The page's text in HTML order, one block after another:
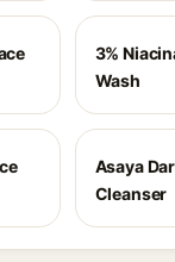
3%
Wash
Asaya
Cleanser